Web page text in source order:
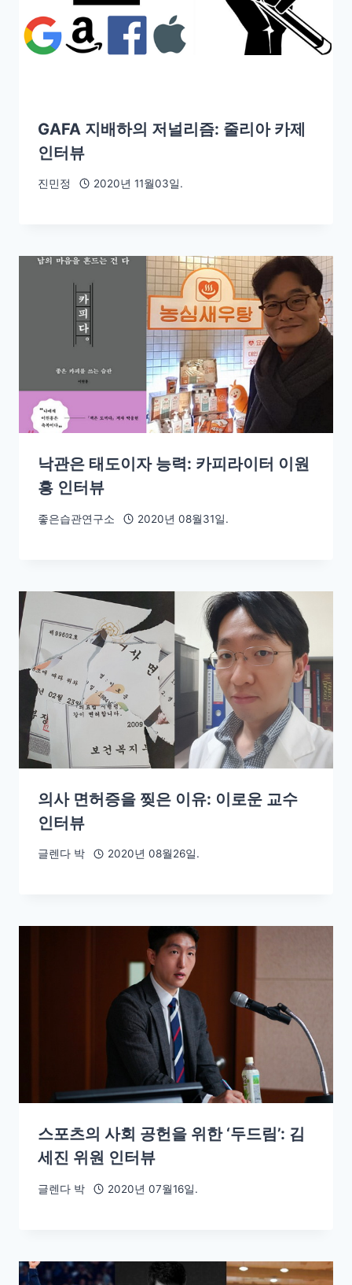
GAFA 지배하의 저널리즘: 줄리아 카제
인터뷰
진민정 2020년 11월03일.
낙관은 태도이자 능력: 카피라이터 이원
흥 인터뷰
좋은습관연구소 2020년 08월31일.
의사 면허증을 찢은 이유: 이로운 교수
인터뷰
글렌다 박 2020년 08월26일.
스포츠의 사회 공헌을 위한 ‘두드림’: 김
세진 위원 인터뷰
글렌다 박 2020년 07월16일.